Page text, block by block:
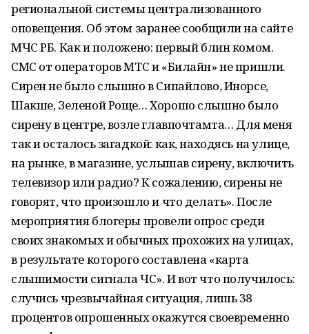
региональной системы централизованного
оповещения. Об этом заранее сообщили на сайте
МЧС РБ. Как и положено: первый блин комом.
СМС от операторов МТС и «Билайн» не пришли.
Сирен не было слышно в Сипайлово, Инорсе,
Шакше, Зеленой Роще… Хорошо слышно было
сирену в центре, возле главпочтамта… Для меня
так и осталось загадкой: как, находясь на улице,
на рынке, в магазине, услышав сирену, включить
телевизор или радио? К сожалению, сирены не
говорят, что произошло и что делать». После
мероприятия блогеры провели опрос среди
своих знакомых и обычных прохожих на улицах,
в результате которого составлена «карта
слышимости сигнала ЧС». И вот что получилось:
случись чрезвычайная ситуация, лишь 38
процентов опрошенных окажутся своевременно